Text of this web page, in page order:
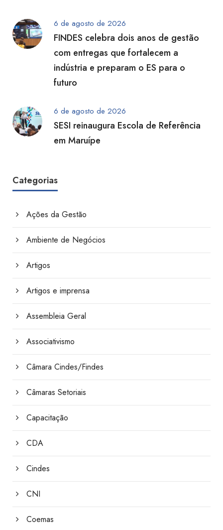
6 de agosto de 2026
FINDES celebra dois anos de gestão
com entregas que fortalecem a
indústria e preparam o ES para o
futuro
6 de agosto de 2026
SESI reinaugura Escola de Referência
em Maruípe
Categorias
Ações da Gestão
Ambiente de Negócios
Artigos
Artigos e imprensa
Assembleia Geral
Associativismo
Câmara Cindes/Findes
Câmaras Setoriais
Capacitação
CDA
Cindes
CNI
Coemas